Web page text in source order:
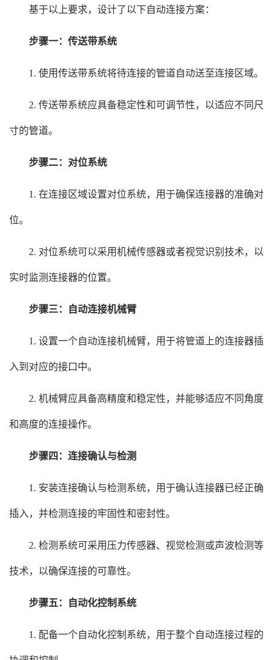
基于以上要求，设计了以下自动连接方案：
步骤一：传送带系统
1. 使用传送带系统将待连接的管道自动送至连接区域。
2. 传送带系统应具备稳定性和可调节性，以适应不同尺
寸的管道。
步骤二：对位系统
1. 在连接区域设置对位系统，用于确保连接器的准确对
位。
2. 对位系统可以采用机械传感器或者视觉识别技术，以
实时监测连接器的位置。
步骤三：自动连接机械臂
1. 设置一个自动连接机械臂，用于将管道上的连接器插
入到对应的接口中。
2. 机械臂应具备高精度和稳定性，并能够适应不同角度
和高度的连接操作。
步骤四：连接确认与检测
1. 安装连接确认与检测系统，用于确认连接器已经正确
插入，并检测连接的牢固性和密封性。
2. 检测系统可采用压力传感器、视觉检测或声波检测等
技术，以确保连接的可靠性。
步骤五：自动化控制系统
1. 配备一个自动化控制系统，用于整个自动连接过程的